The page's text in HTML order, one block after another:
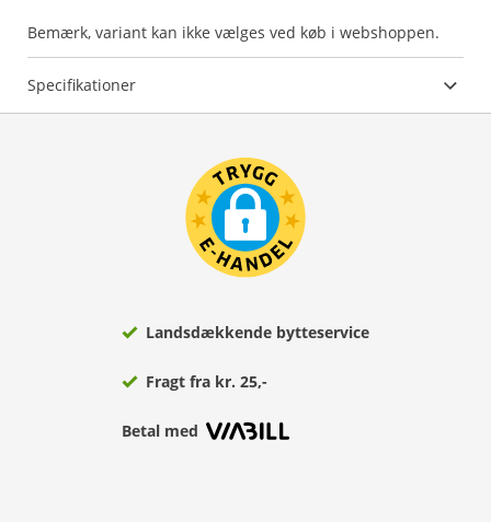
Bemærk, variant kan ikke vælges ved køb i webshoppen.
Specifikationer
Landsdækkende bytteservice
Fragt fra kr. 25,-
Betal med